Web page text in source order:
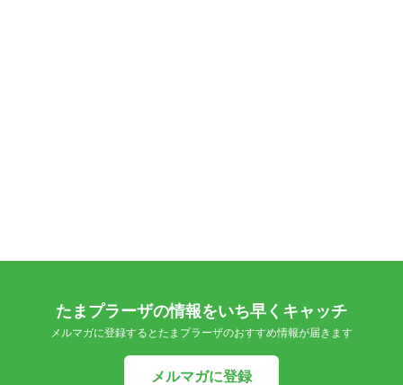
たまプラーザの情報をいち早くキャッチ
メルマガに登録するとたまプラーザのおすすめ情報が届きます
メルマガに登録